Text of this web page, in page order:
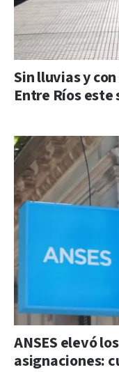
Sin lluvias y
Entre Ríos
ANSES elevó
asignaciones: